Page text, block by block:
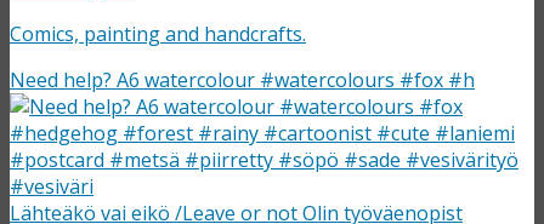
Comics, painting and handcrafts.
Need help? A6 watercolour #watercolours #fox #h
Lähteäkö vai eikö /Leave or not Olin työväenopist